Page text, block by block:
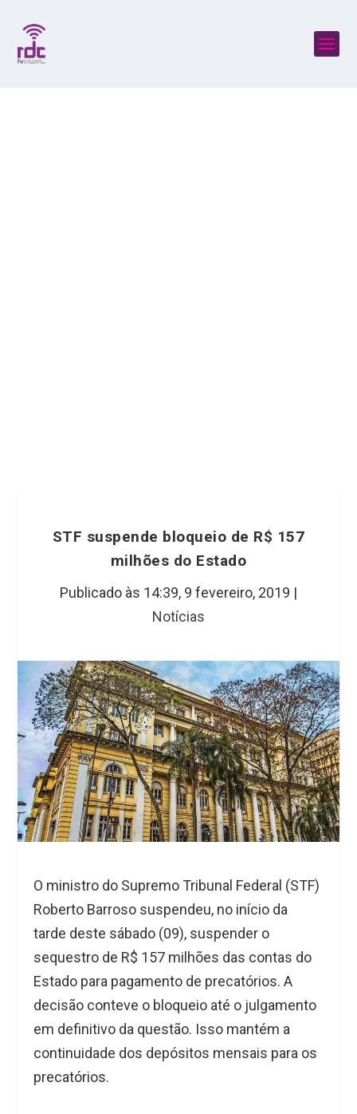
STF suspende bloqueio de R$ 157
milhões do Estado
Publicado às 14:39, 9 fevereiro, 2019 |
Notícias
O ministro do Supremo Tribunal Federal (STF)
Roberto Barroso suspendeu, no início da
tarde deste sábado (09), suspender o
sequestro de R$ 157 milhões das contas do
Estado para pagamento de precatórios. A
decisão conteve o bloqueio até o julgamento
em definitivo da questão. Isso mantém a
continuidade dos depósitos mensais para os
precatórios.